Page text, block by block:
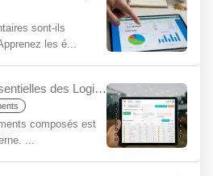
sont-ils
les é...
10 Caractéristiques Essentielles des Logiciels d'Aliments Composés et la Différence YemYap
composés est
...